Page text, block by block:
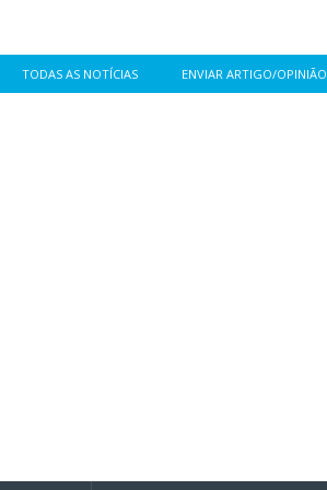
TODAS AS NOTÍCIAS ENVIAR ARTIGO/OPINIÃO